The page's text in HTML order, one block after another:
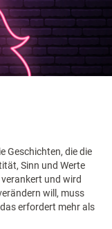
Geschichten, die die
Sinn und Werte
und wird
will, muss
erfordert mehr als